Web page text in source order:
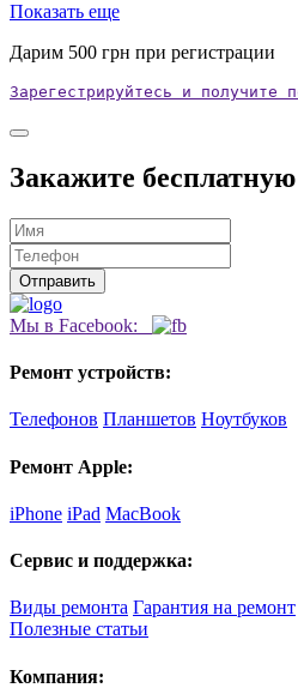
Показать еще
Дарим 500 грн при регистрации
Зарегестрируйтесь и получите
Закажите
Мы в Facebook:
Ремонт устройств:
Телефонов Планшетов Ноутбуков
Ремонт Apple:
iPhone iPad MacBook
Сервис и поддержка:
Виды ремонта Гарантия на ремонт
Полезные статьи
Компания: